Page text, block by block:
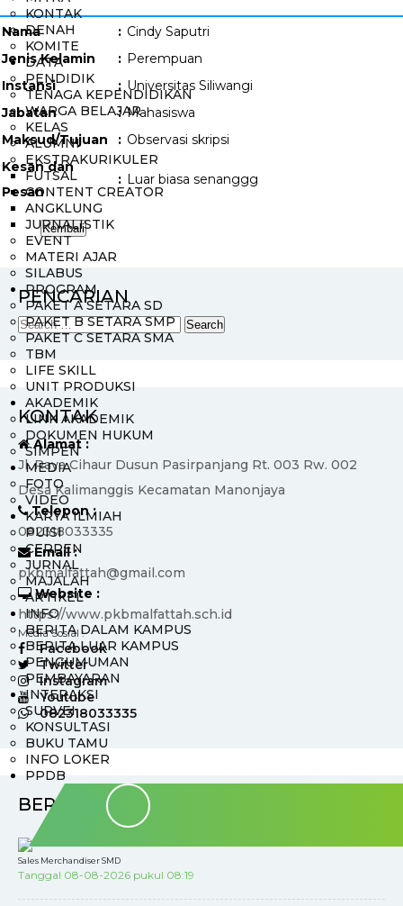
KONTAK
DENAH
KOMITE
DATA
PENDIDIK
TENAGA KEPENDIDIKAN
WARGA BELAJAR
KELAS
ALUMNI
EKSTRAKURIKULER
FUTSAL
CONTENT CREATOR
ANGKLUNG
JURNALISTIK
EVENT
MATERI AJAR
SILABUS
PROGRAM
PAKET A SETARA SD
PAKET B SETARA SMP
PAKET C SETARA SMA
TBM
LIFE SKILL
UNIT PRODUKSI
AKADEMIK
LINK AKADEMIK
DOKUMEN HUKUM
SIMPEN
MEDIA
FOTO
VIDEO
KARYA ILMIAH
PUISI
CERPEN
JURNAL
MAJALAH
ARTIKEL
INFO
BERITA DALAM KAMPUS
BERITA LUAR KAMPUS
PENGUMUMAN
PEMBAYARAN
INTERAKSI
SURVEI
KONSULTASI
BUKU TAMU
INFO LOKER
PPDB
Nama : Cindy Saputri
Jenis Kelamin
: Perempuan
Instansi
: Universitas Siliwangi
Jabatan
: Mahasiswa
Maksud/Tujuan
: Observasi skripsi
Kesan dan
Pesan
: Luar biasa senanggg
PENCARIAN
KONTAK
Alamat :
Jl. Raya Cihaur Dusun Pasirpanjang Rt. 003 Rw. 002
Desa Kalimanggis Kecamatan Manonjaya
Telepon :
082318033335
Email :
pkbmalfattah@gmail.com
Website :
https://www.pkbmalfattah.sch.id
Media Sosial :
Facebook
Twitter
Instagram
Youtube
082318033335
BERITA TERBARU
Sales Merchandiser SMD
Tanggal 08-08-2026 pukul 08:19